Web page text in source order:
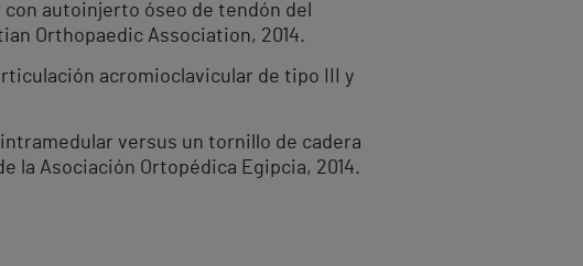
autoinjerto óseo de tendón del
Orthopaedic Association, 2014.
acromioclavicular de tipo III y
versus un tornillo de cadera
la Asociación Ortopédica Egipcia, 2014.